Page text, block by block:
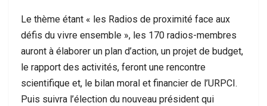
Le thème étant « les Radios de proximité face aux
défis du vivre ensemble », les 170 radios-membres
auront à élaborer un plan d’action, un projet de budget,
le rapport des activités, feront une rencontre
scientifique et, le bilan moral et financier de l’URPCI.
Puis suivra l’élection du nouveau président qui